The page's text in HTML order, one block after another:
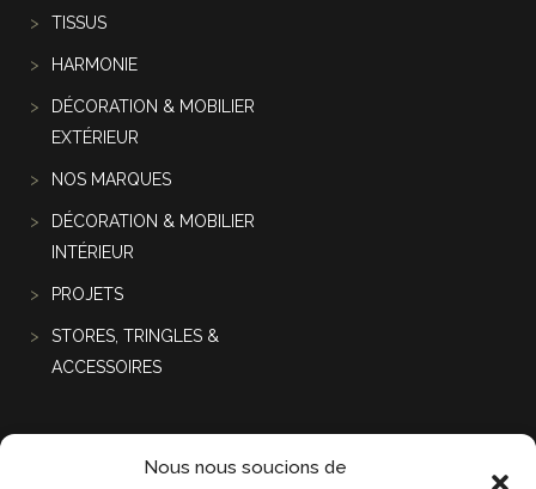
Nous nous soucions de
TISSUS
HARMONIE
DÉCORATION & MOBILIER
EXTÉRIEUR
NOS MARQUES
DÉCORATION & MOBILIER
INTÉRIEUR
PROJETS
STORES, TRINGLES &
ACCESSOIRES
Projets récentes